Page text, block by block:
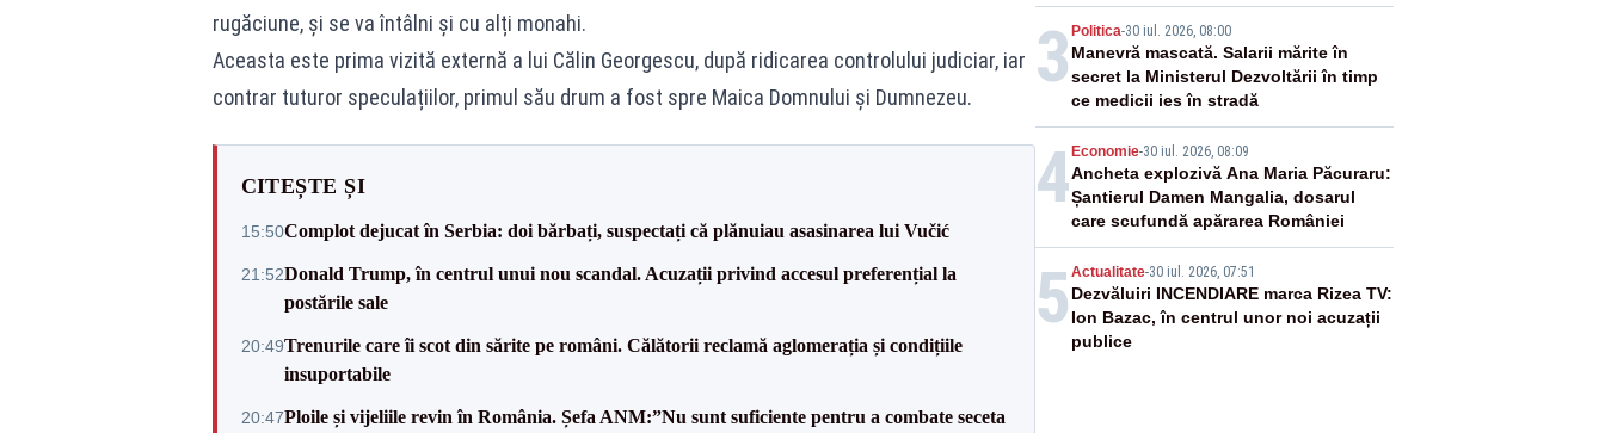
rugăciune, și se va întâlni și cu alți monahi.
Aceasta este prima vizită externă a lui Călin Georgescu, după ridicarea controlului judiciar, iar
contrar tuturor speculațiilor, primul său drum a fost spre Maica Domnului și Dumnezeu.
CITEȘTE ȘI
15:50Complot dejucat în Serbia: doi bărbați, suspectați că plănuiau asasinarea lui Vučić
21:52Donald Trump, în centrul unui nou scandal. Acuzații privind accesul preferențial la
postările sale
20:49Trenurile care îi scot din sărite pe români. Călătorii reclamă aglomerația și condițiile
insuportabile
20:47Ploile și vijeliile revin în România. Șefa ANM:”Nu sunt suficiente pentru a combate seceta
3 Politica-30 iul. 2026, 08:00
Manevră mascată. Salarii mărite în
secret la Ministerul Dezvoltării în timp
ce medicii ies în stradă
4 Economie-30 iul. 2026, 08:09
Ancheta explozivă Ana Maria Păcuraru:
Șantierul Damen Mangalia, dosarul
care scufundă apărarea României
5 Actualitate-30 iul. 2026, 07:51
Dezvăluiri INCENDIARE marca Rizea TV:
Ion Bazac, în centrul unor noi acuzații
publice